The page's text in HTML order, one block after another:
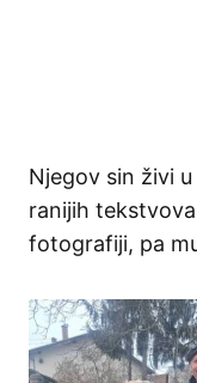
Njegov sin živi
ranijih
fotografiji, pa